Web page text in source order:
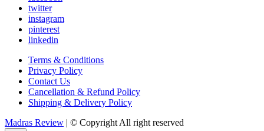
twitter
instagram
pinterest
linkedin
Terms & Conditions
Privacy Policy
Contact Us
Cancellation & Refund Policy
Shipping & Delivery Policy
Madras Review | © Copyright All right reserved